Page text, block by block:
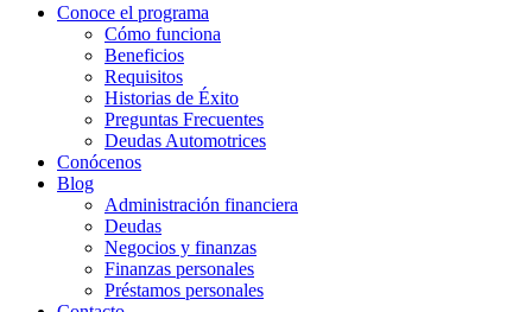
Conoce el programa
Cómo funciona
Beneficios
Requisitos
Historias de Éxito
Preguntas Frecuentes
Deudas Automotrices
Conócenos
Blog
Administración financiera
Deudas
Negocios y finanzas
Finanzas personales
Préstamos personales